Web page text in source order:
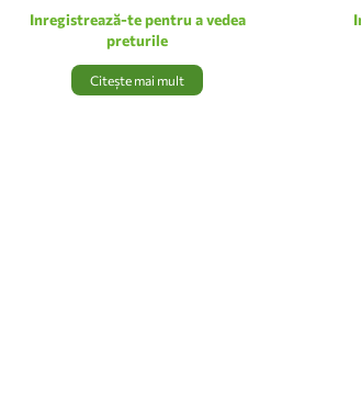
Inregistrează-te pentru a vedea
preturile
Citește mai mult